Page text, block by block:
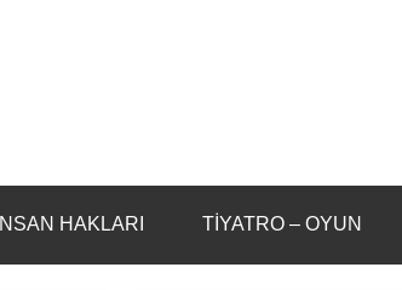
İNSAN HAKLARI TİYATRO – OYUN